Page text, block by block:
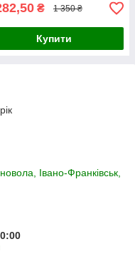
₴ 1 350 ₴
Купити
Івано-Франківськ,